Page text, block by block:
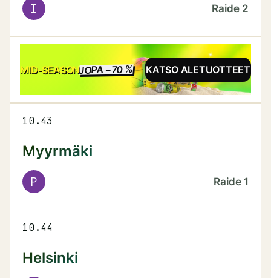
I Raide 2
MID-SEASONJOPA −70 %ALEKATSO ALETUOTTEET
10.43
Myyrmäki
P Raide 1
10.44
Helsinki